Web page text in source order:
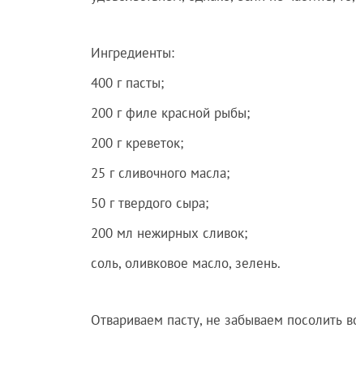
Ингредиенты:
400 г пасты;
200 г филе красной рыбы;
200 г креветок;
25 г сливочного масла;
50 г твердого сыра;
200 мл нежирных сливок;
соль, оливковое масло, зелень.
Отвариваем пасту, не забываем посолить